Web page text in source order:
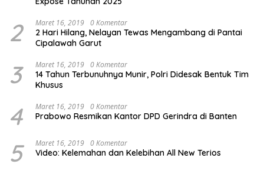
2 Maret 16, 2019 0 Komentar
2 Hari Hilang, Nelayan Tewas Mengambang di Pantai
Cipalawah Garut
3 Maret 16, 2019 0 Komentar
14 Tahun Terbunuhnya Munir, Polri Didesak Bentuk Tim
Khusus
4 Maret 16, 2019 0 Komentar
Prabowo Resmikan Kantor DPD Gerindra di Banten
5 Maret 16, 2019 0 Komentar
Video: Kelemahan dan Kelebihan All New Terios